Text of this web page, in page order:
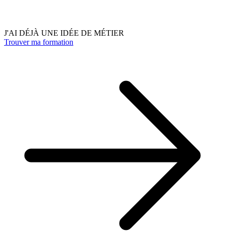
J'AI DÉJÀ UNE IDÉE DE MÉTIER
Trouver ma formation